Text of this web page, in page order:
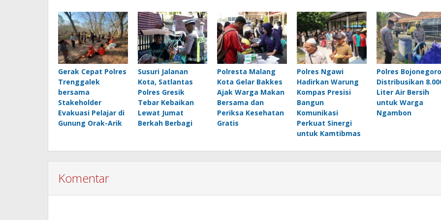
Gerak Cepat Polres
Trenggalek
bersama
Stakeholder
Evakuasi Pelajar di
Gunung Orak-Arik
Susuri Jalanan
Kota, Satlantas
Polres Gresik
Tebar Kebaikan
Lewat Jumat
Berkah Berbagi
Polresta Malang
Kota Gelar Bakkes
Ajak Warga Makan
Bersama dan
Periksa Kesehatan
Gratis
Polres Ngawi
Hadirkan Warung
Kompas Presisi
Bangun
Komunikasi
Perkuat Sinergi
untuk Kamtibmas
Polres Bojonegoro
Distribusikan
Liter Air Bersih
untuk Warga
Ngambon
Komentar